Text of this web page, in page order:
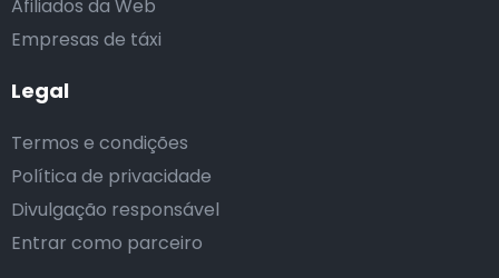
Afiliados da Web
Empresas de táxi
Legal
Termos e condições
Política de privacidade
Divulgação responsável
Entrar como parceiro